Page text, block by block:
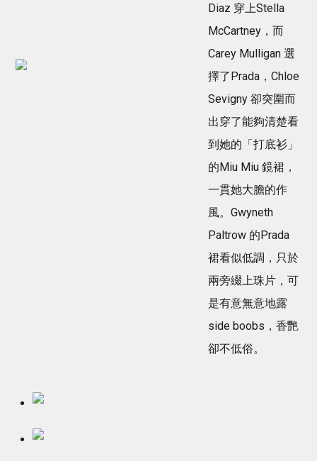
Diaz 穿上Stella
McCartney，而
Carey Mulligan 選
擇了Prada，Chloe
Sevigny 卻突圍而
出穿了能夠清楚看
到她的「打底衫」
的Miu Miu 鏡裙，
一貫她大膽的作
風。Gwyneth
Paltrow 的Prada
裙看似低調，只於
兩旁綴上珠片，可
是有意無意地露
side boobs，香艷
卻不低俗。